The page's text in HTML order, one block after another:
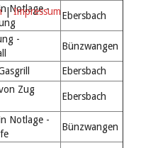
Notlage -
Ebersbach
-
Bünzwangen
Ebersbach
Zug
Ebersbach
Notlage -
Bünzwangen
|Impressum